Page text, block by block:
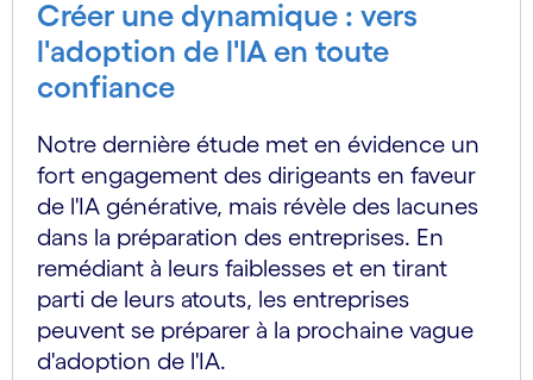
Créer une dynamique : vers
l'adoption de l'IA en toute
confiance
Notre dernière étude met en évidence un
fort engagement des dirigeants en faveur
de l'IA générative, mais révèle des lacunes
dans la préparation des entreprises. En
remédiant à leurs faiblesses et en tirant
parti de leurs atouts, les entreprises
peuvent se préparer à la prochaine vague
d'adoption de l'IA.